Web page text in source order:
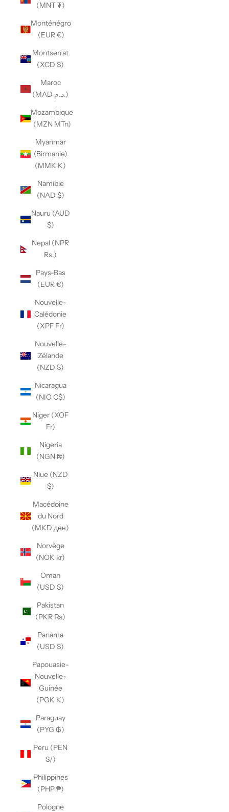
(MNT ₮)
Monténégro
(EUR €)
Montserrat
(XCD $)
Maroc
(MAD د.م.)
Mozambique
(MZN MTn)
Myanmar
(Birmanie)
(MMK K)
Namibie
(NAD $)
Nauru (AUD
$)
Nepal (NPR
Rs.)
Pays-Bas
(EUR €)
Nouvelle-
Calédonie
(XPF Fr)
Nouvelle-
Zélande
(NZD $)
Nicaragua
(NIO C$)
Niger (XOF
Fr)
Nigeria
(NGN ₦)
Niue (NZD
$)
Macédoine
du Nord
(MKD ден)
Norvège
(NOK kr)
Oman
(USD $)
Pakistan
(PKR ₨)
Panama
(USD $)
Papouasie-
Nouvelle-
Guinée
(PGK K)
Paraguay
(PYG ₲)
Peru (PEN
S/)
Philippines
(PHP ₱)
Pologne